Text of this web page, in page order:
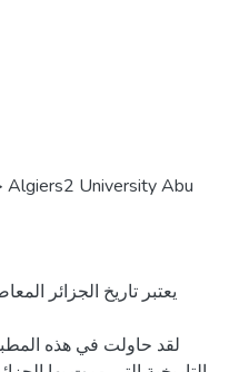
یعتبر تاريخ الجزائر
لقد حاولت في هذه